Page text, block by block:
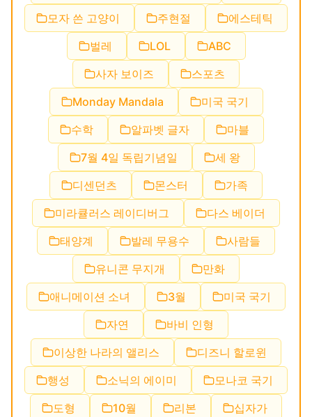
모자 쓴 고양이
주현절
에스테틱
벌레
LOL
ABC
사자 보이즈
스포츠
Monday Mandala
미국 국기
수학
알파벳 글자
마블
7월 4일 독립기념일
세 왕
디센던츠
몬스터
가족
미라큘러스 레이디버그
다스 베이더
태양계
발레 무용수
사람들
유니콘 무지개
만화
애니메이션 소녀
3월
미국 국기
자연
바비 인형
이상한 나라의 앨리스
디즈니 할로윈
행성
소닉의 에이미
모나코 국기
도형
10월 리본 십자가